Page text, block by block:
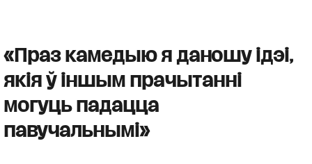
«Праз камедыю я даношу ідэі,
якія ў іншым прачытанні
могуць падацца
павучальнымі»